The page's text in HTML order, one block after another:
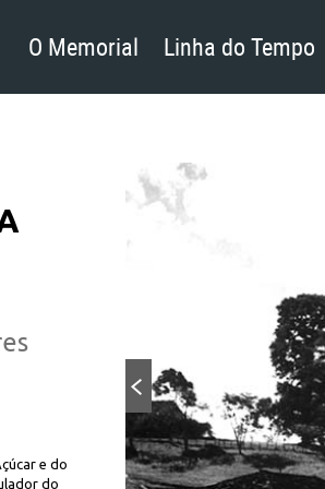
O Memorial Linha do Tempo
e do
do